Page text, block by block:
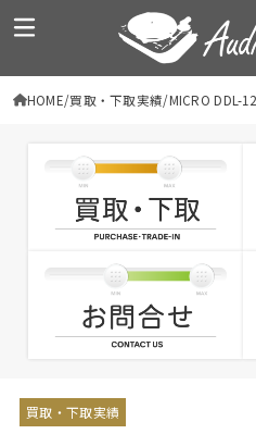
HOME 買取・下取実績 MICRO DDL-
買取・下取実績